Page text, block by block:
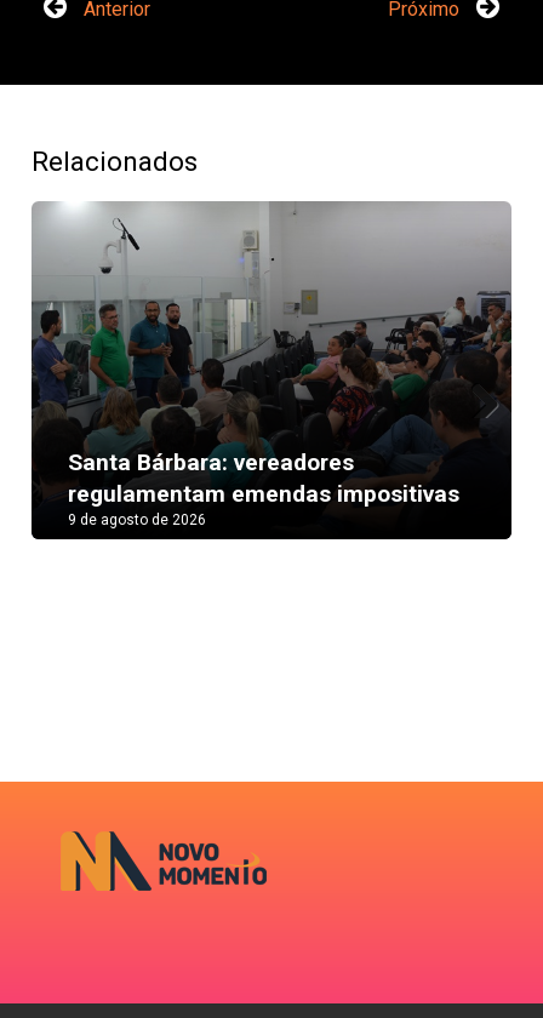
Anterior Próximo
Relacionados
Santa Bárbara: vereadores
regulamentam emendas impositivas
9 de agosto de 2026